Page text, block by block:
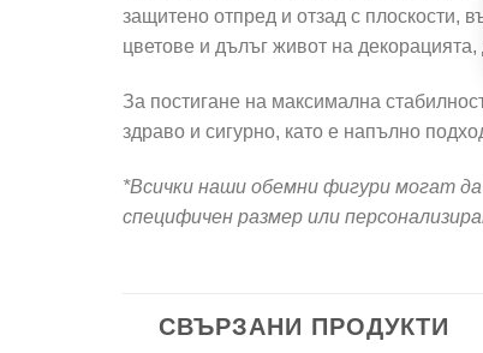
защитено отпред и отзад с плоскости,
цветове и дълъг живот на декорацията,
За постигане на максимална
здраво и сигурно, като е напълно
*Всички наши обемни фигури могат
специфичен размер или
СВЪРЗАНИ ПРОДУКТИ